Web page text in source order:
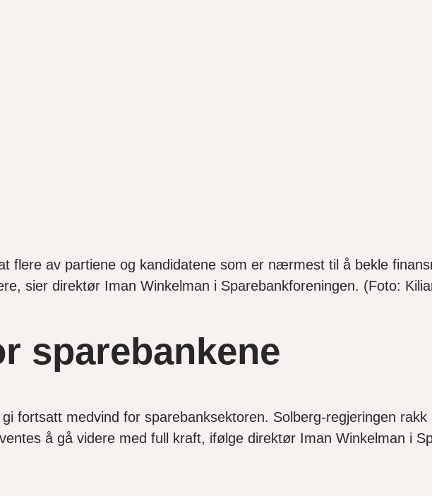
flere av partiene og kandidatene som er nærmest til å bekle
sier direktør Iman Winkelman i Sparebankforeningen. (Foto:
sparebankene
fortsatt medvind for sparebanksektoren. Solberg-regjeringen
å gå videre med full kraft, ifølge direktør Iman Winkelman i